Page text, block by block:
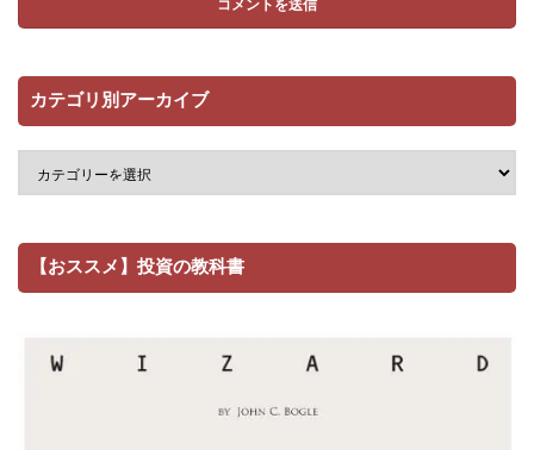
カテゴリ別アーカイブ
【おススメ】投資の教科書